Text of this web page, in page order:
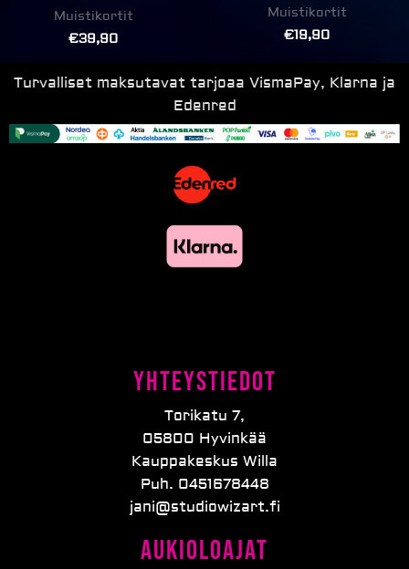
Muistikortit
€39,90
Muistikortit
€19,90
Turvalliset maksutavat tarjoaa VismaPay, Klarna ja
Edenred
Yhteystiedot
Torikatu 7,
05800 Hyvinkää
Kauppakeskus Willa
Puh. 0451678448
jani@studiowizart.fi
Aukioloajat